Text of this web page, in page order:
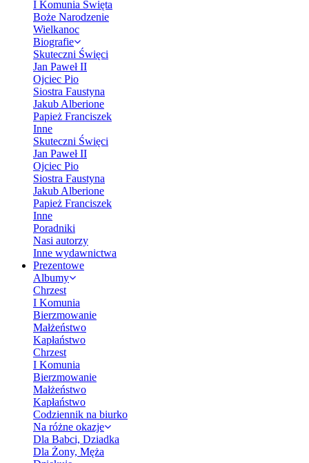
I Komunia Święta
Boże Narodzenie
Wielkanoc
Biografie
Skuteczni Święci
Jan Paweł II
Ojciec Pio
Siostra Faustyna
Jakub Alberione
Papież Franciszek
Inne
Skuteczni Święci
Jan Paweł II
Ojciec Pio
Siostra Faustyna
Jakub Alberione
Papież Franciszek
Inne
Poradniki
Nasi autorzy
Inne wydawnictwa
Prezentowe
Albumy
Chrzest
I Komunia
Bierzmowanie
Małżeństwo
Kapłaństwo
Chrzest
I Komunia
Bierzmowanie
Małżeństwo
Kapłaństwo
Codziennik na biurko
Na różne okazje
Dla Babci, Dziadka
Dla Żony, Męża